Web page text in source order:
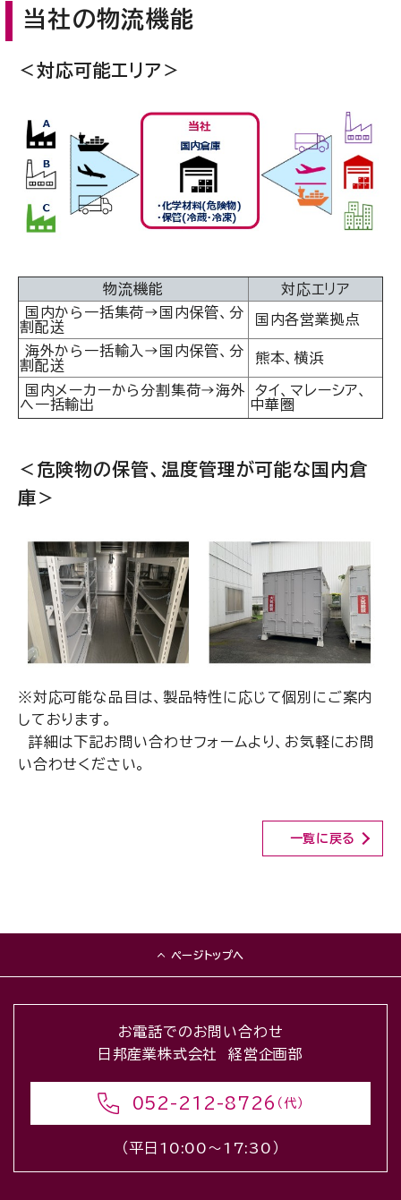
当社の物流機能
＜対応可能エリア＞
物流機能
対応エリア
国内から一括集荷→国内保管、分
割配送
国内各営業拠点
海外から一括輸入→国内保管、分
割配送
熊本、横浜
国内メーカーから分割集荷→海外
へ一括輸出
タイ、マレーシア、
中華圏
＜危険物の保管、温度管理が可能な国内倉
庫＞
※対応可能な品目は、製品特性に応じて個別にご案内
しております。
詳細は下記お問い合わせフォームより、お気軽にお問
い合わせください。
一覧に戻る
ページトップへ
お電話でのお問い合わせ
日邦産業株式会社 経営企画部
052-212-8726 （代）
（平日10:00〜17:30）